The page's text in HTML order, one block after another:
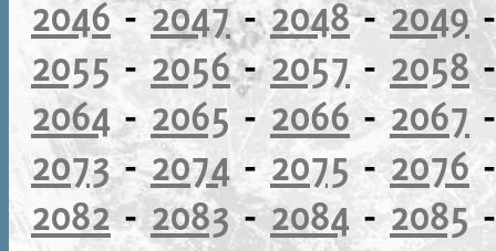
2046-2047-2048-2049
2055 - 2056-2057 - 2058
2064 - 2065 - 2066 - 2067
2073-2074- 2075- 2076
2082-2083-2084-2085